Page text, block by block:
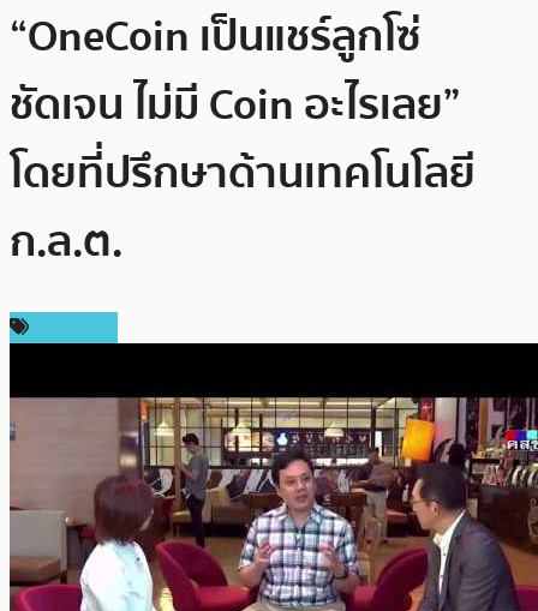
“OneCoin เป็นแชร์ลูกโซ่
ชัดเจน ไม่มี Coin อะไรเลย”
โดยที่ปรึกษาด้านเทคโนโลยี
ก.ล.ต.